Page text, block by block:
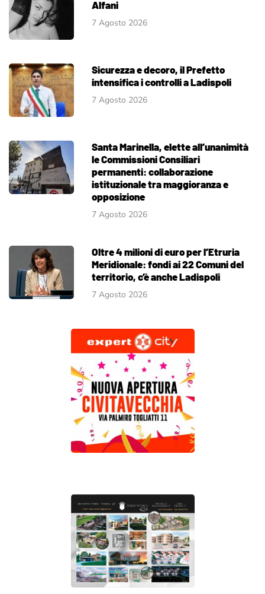
Alfani
7 Agosto 2026
Sicurezza e decoro, il Prefetto
intensifica i controlli a Ladispoli
7 Agosto 2026
Santa Marinella, elette all’unanimità
le Commissioni Consiliari
permanenti: collaborazione
istituzionale tra maggioranza e
opposizione
7 Agosto 2026
Oltre 4 milioni di euro per l’Etruria
Meridionale: fondi ai 22 Comuni del
territorio, c’è anche Ladispoli
7 Agosto 2026